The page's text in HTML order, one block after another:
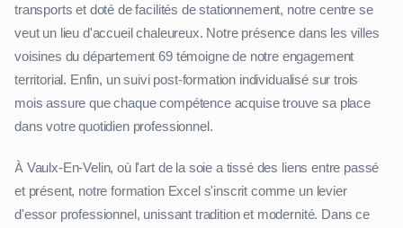
transports et doté de facilités de stationnement, notre centre se
veut un lieu d'accueil chaleureux. Notre présence dans les villes
voisines du département 69 témoigne de notre engagement
territorial. Enfin, un suivi post-formation individualisé sur trois
mois assure que chaque compétence acquise trouve sa place
dans votre quotidien professionnel.
À Vaulx-En-Velin, où l'art de la soie a tissé des liens entre passé
et présent, notre formation Excel s'inscrit comme un levier
d'essor professionnel, unissant tradition et modernité. Dans ce